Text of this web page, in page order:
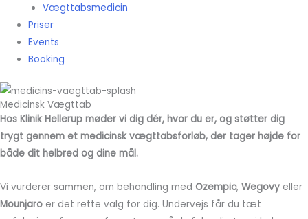
Vægttabsmedicin
Priser
Events
Booking
Medicinsk Vægttab
Hos Klinik Hellerup møder vi dig dér, hvor du er, og støtter dig
trygt gennem et medicinsk vægttabsforløb, der tager højde for
både dit helbred og dine mål.
Vi vurderer sammen, om behandling med Ozempic, Wegovy eller
Mounjaro er det rette valg for dig. Undervejs får du tæt